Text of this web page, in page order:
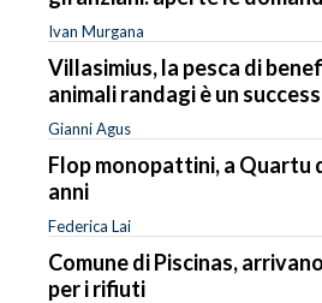
Ivan Murgana
Villasimius, la pesca di
animali randagi è un
Gianni Agus
Flop monopattini, a Quartu
anni
Federica Lai
Comune di Piscinas,
per i rifiuti